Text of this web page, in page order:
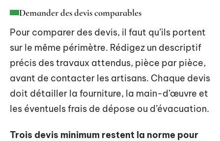
Demander des devis comparables
Pour comparer des devis, il faut qu’ils portent
sur le même périmètre. Rédigez un descriptif
précis des travaux attendus, pièce par pièce,
avant de contacter les artisans. Chaque devis
doit détailler la fourniture, la main-d’œuvre et
les éventuels frais de dépose ou d’évacuation.
Trois devis minimum restent la norme pour